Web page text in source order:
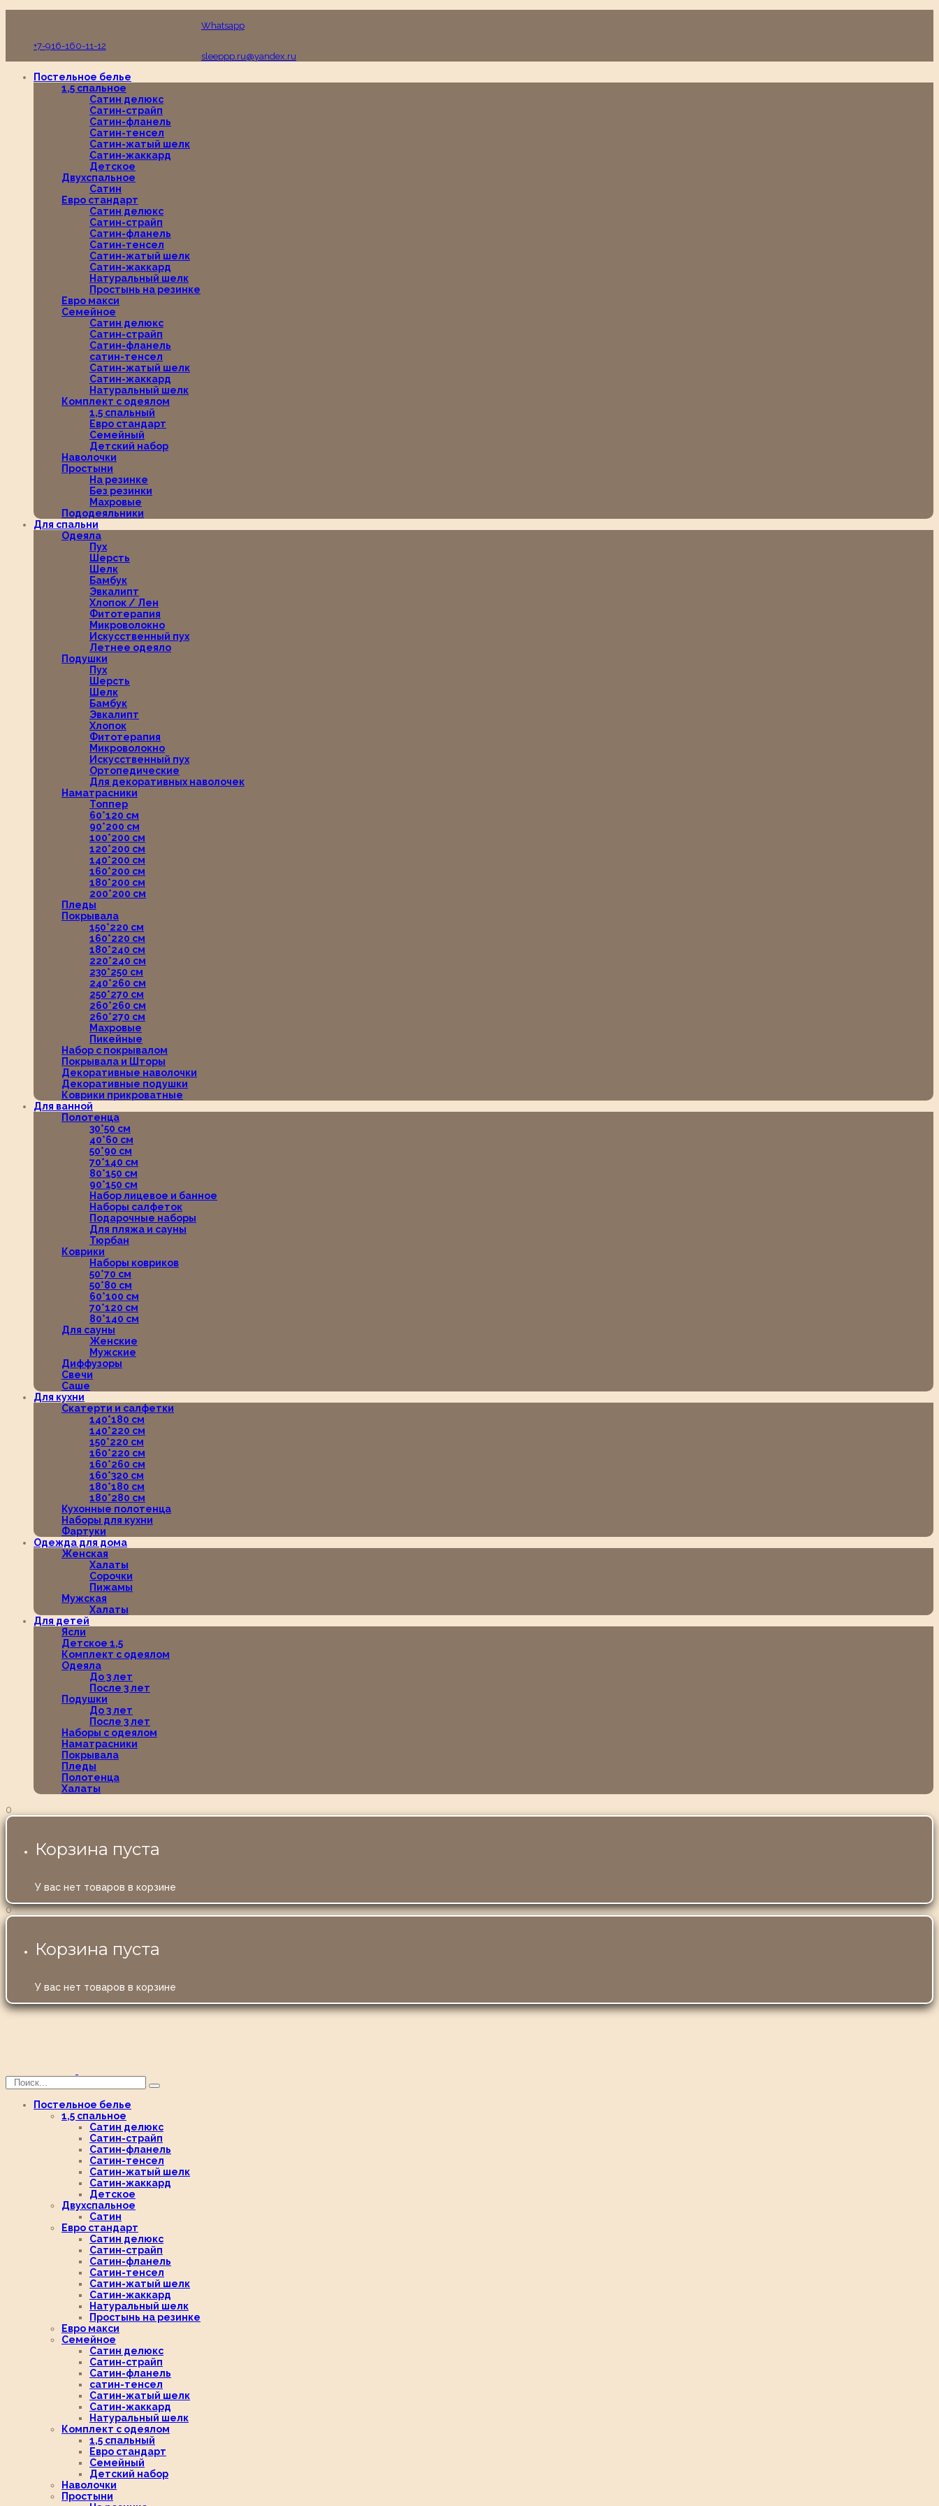
Whatsapp
+7-916-160-11-12
sleeppp.ru@yandex.ru
Постельное белье
1,5 спальное
Сатин делюкс
Сатин-страйп
Сатин-фланель
Сатин-тенсел
Сатин-жатый шелк
Сатин-жаккард
Детское
Двухспальное
Сатин
Евро стандарт
Сатин делюкс
Сатин-страйп
Сатин-фланель
Сатин-тенсел
Сатин-жатый шелк
Сатин-жаккард
Натуральный шелк
Простынь на резинке
Евро макси
Семейное
Сатин делюкс
Сатин-страйп
Сатин-фланель
сатин-тенсел
Сатин-жатый шелк
Сатин-жаккард
Натуральный шелк
Комплект с одеялом
1,5 спальный
Евро стандарт
Семейный
Детский набор
Наволочки
Простыни
На резинке
Без резинки
Махровые
Пододеяльники
Для спальни
Одеяла
Пух
Шерсть
Шелк
Бамбук
Эвкалипт
Хлопок / Лен
Фитотерапия
Микроволокно
Искусственный пух
Летнее одеяло
Подушки
Пух
Шерсть
Шелк
Бамбук
Эвкалипт
Хлопок
Фитотерапия
Микроволокно
Искусственный пух
Ортопедические
Для декоративных наволочек
Наматрасники
Топпер
60*120 см
90*200 см
100*200 см
120*200 см
140*200 см
160*200 см
180*200 см
200*200 см
Пледы
Покрывала
150*220 см
160*220 см
180*240 см
220*240 см
230*250 см
240*260 см
250*270 см
260*260 см
260*270 см
Махровые
Пикейные
Набор с покрывалом
Покрывала и Шторы
Декоративные наволочки
Декоративные подушки
Коврики прикроватные
Для ванной
Полотенца
30*50 см
40*60 см
50*90 см
70*140 см
80*150 см
90*150 см
Набор лицевое и банное
Наборы салфеток
Подарочные наборы
Для пляжа и сауны
Тюрбан
Коврики
Наборы ковриков
50*70 см
50*80 см
60*100 см
70*120 см
80*140 см
Для сауны
Женские
Мужские
Диффузоры
Свечи
Саше
Для кухни
Скатерти и салфетки
140*180 см
140*220 см
150*220 см
160*220 см
160*260 см
160*320 см
180*180 см
180*280 см
Кухонные полотенца
Наборы для кухни
Фартуки
Одежда для дома
Женская
Халаты
Сорочки
Пижамы
Мужская
Халаты
Для детей
Ясли
Детское 1,5
Комплект с одеялом
Одеяла
До 3 лет
После 3 лет
Подушки
До 3 лет
После 3 лет
Наборы с одеялом
Наматрасники
Покрывала
Пледы
Полотенца
Халаты
0
Корзина пуста
У вас нет товаров в корзине
0
Корзина пуста
У вас нет товаров в корзине
Постельное белье
1,5 спальное
Сатин делюкс
Сатин-страйп
Сатин-фланель
Сатин-тенсел
Сатин-жатый шелк
Сатин-жаккард
Детское
Двухспальное
Сатин
Евро стандарт
Сатин делюкс
Сатин-страйп
Сатин-фланель
Сатин-тенсел
Сатин-жатый шелк
Сатин-жаккард
Натуральный шелк
Простынь на резинке
Евро макси
Семейное
Сатин делюкс
Сатин-страйп
Сатин-фланель
сатин-тенсел
Сатин-жатый шелк
Сатин-жаккард
Натуральный шелк
Комплект с одеялом
1,5 спальный
Евро стандарт
Семейный
Детский набор
Наволочки
Простыни